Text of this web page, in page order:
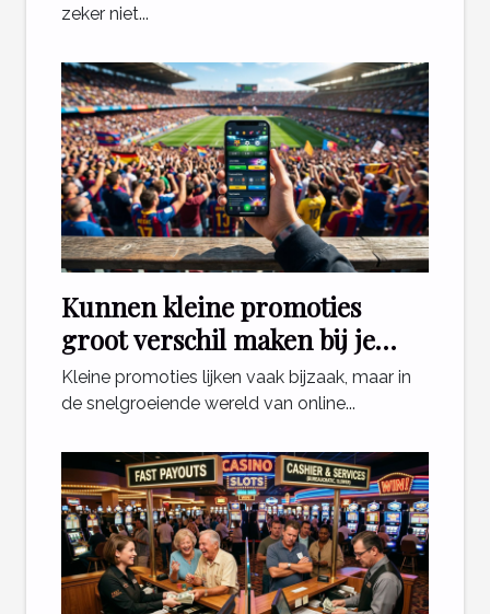
zeker niet...
Kunnen kleine promoties
groot verschil maken bij je
sportweddenschappen?
Kleine promoties lijken vaak bijzaak, maar in
de snelgroeiende wereld van online...